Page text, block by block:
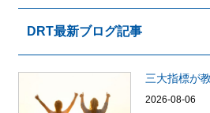
DRT最新ブログ記事
三大指標が
2026-08-06